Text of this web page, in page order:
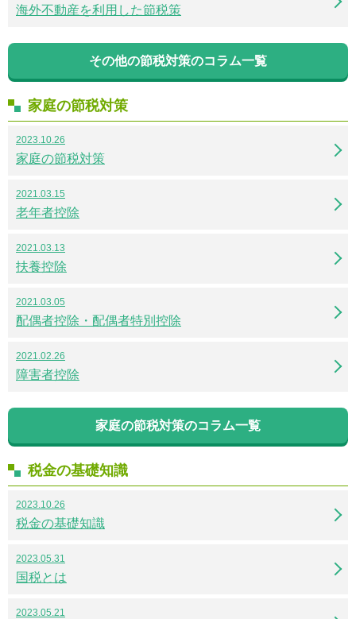
海外不動産を利用した節税策
その他の節税対策のコラム一覧
家庭の節税対策
2023.10.26
家庭の節税対策
2021.03.15
老年者控除
2021.03.13
扶養控除
2021.03.05
配偶者控除・配偶者特別控除
2021.02.26
障害者控除
家庭の節税対策のコラム一覧
税金の基礎知識
2023.10.26
税金の基礎知識
2023.05.31
国税とは
2023.05.21